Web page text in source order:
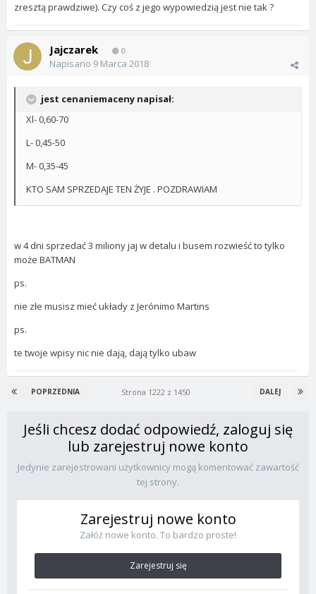
zresztą prawdziwe). Czy coś z jego wypowiedzią jest nie tak ?
Jajczarek 0
Napisano 9 Marca 2018
jest cenaniemaceny napisał:
Xl- 0,60-70
L- 0,45-50
M- 0,35-45
KTO SAM SPRZEDAJE TEN ŻYJE . POZDRAWIAM
w 4 dni sprzedać 3 miliony jaj w detalu i busem rozwieść to tylko
może BATMAN
ps.
nie złe musisz mieć układy z Jerónimo Martins
ps.
te twoje wpisy nic nie dają, dają tylko ubaw
POPRZEDNIA DALEJ
Strona 1222 z 1450
Jeśli chcesz dodać odpowiedź, zaloguj się
lub zarejestruj nowe konto
Jedynie zarejestrowani użytkownicy mogą komentować zawartość
tej strony.
Zarejestruj nowe konto
Załóż nowe konto. To bardzo proste!
Zarejestruj się